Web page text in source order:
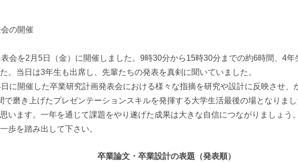
の開催
会を2月5日（金）に開催しました。9時30分から15時30分までの約6時間、4
。当日は3年生も出席し、先輩たちの発表を真剣に聞いていました。
に開催した卒業研究計画発表会における様々な指摘を研究や設計に反映させ、
で磨き上げたプレゼンテーションスキルを発揮する大学生活最後の場となりま
います。一年を通じて課題をやり遂げた成果は大きな自信につながりましょう
歩を踏み出して下さい。
卒業論文・卒業設計の表題（発表順）